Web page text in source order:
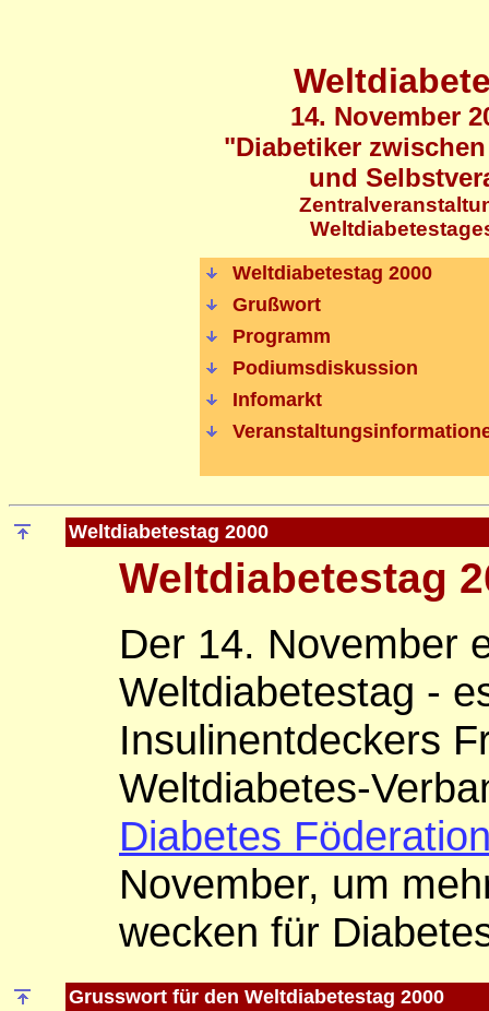
14. November
"Diabetiker
und
Weltdiabetestag 2000
Grußwort
Programm
Podiumsdiskussion
Infomarkt
Weltdiabetestag 2000
Weltdiabetestag
Der 14. November
Weltdiabetestag -
Insulinentdeckers
Weltdiabetes-
Diabetes
November, um
wecken für
Grusswort für den Weltdiabetestag 2000